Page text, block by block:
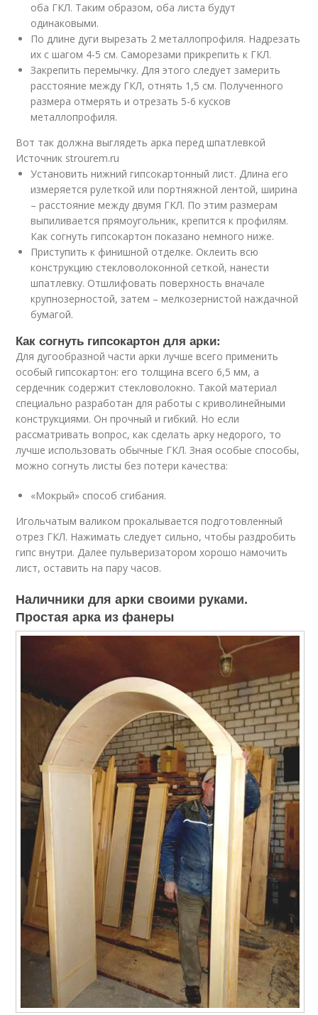
оба ГКЛ. Таким образом, оба листа будут
одинаковыми.
По длине дуги вырезать 2 металлопрофиля. Надрезать
их с шагом 4-5 см. Саморезами прикрепить к ГКЛ.
Закрепить перемычку. Для этого следует замерить
расстояние между ГКЛ, отнять 1,5 см. Полученного
размера отмерять и отрезать 5-6 кусков
металлопрофиля.
Вот так должна выглядеть арка перед шпатлевкой
Источник strourem.ru
Установить нижний гипсокартонный лист. Длина его
измеряется рулеткой или портняжной лентой, ширина
– расстояние между двумя ГКЛ. По этим размерам
выпиливается прямоугольник, крепится к профилям.
Как согнуть гипсокартон показано немного ниже.
Приступить к финишной отделке. Оклеить всю
конструкцию стекловолоконной сеткой, нанести
шпатлевку. Отшлифовать поверхность вначале
крупнозерностой, затем – мелкозернистой наждачной
бумагой.
Как согнуть гипсокартон для арки:
Для дугообразной части арки лучше всего применить
особый гипсокартон: его толщина всего 6,5 мм, а
сердечник содержит стекловолокно. Такой материал
специально разработан для работы с криволинейными
конструкциями. Он прочный и гибкий. Но если
рассматривать вопрос, как сделать арку недорого, то
лучше использовать обычные ГКЛ. Зная особые способы,
можно согнуть листы без потери качества:
«Мокрый» способ сгибания.
Игольчатым валиком прокалывается подготовленный
отрез ГКЛ. Нажимать следует сильно, чтобы раздробить
гипс внутри. Далее пульверизатором хорошо намочить
лист, оставить на пару часов.
Наличники для арки своими руками.
Простая арка из фанеры